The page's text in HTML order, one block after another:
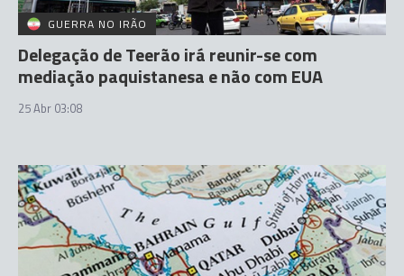
GUERRA NO IRÃO
Delegação de Teerão irá reunir-se com
mediação paquistanesa e não com EUA
25 Abr 03:08